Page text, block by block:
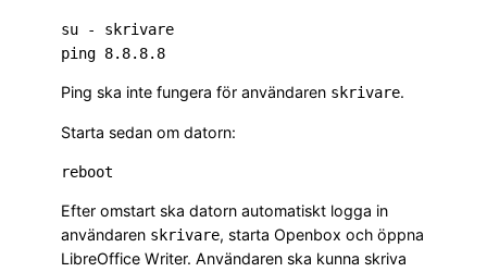
su - skrivare
Ping ska inte fungera för användaren skrivare.
Starta sedan om datorn:
Efter omstart ska datorn automatiskt logga in
användaren skrivare, starta Openbox och öppna
LibreOffice Writer. Användaren ska kunna skriva